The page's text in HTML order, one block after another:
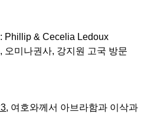
Phillip & Cecelia Ledoux
오미나권사, 강지원 고국 방문
, 여호와께서 아브라함과 이삭과